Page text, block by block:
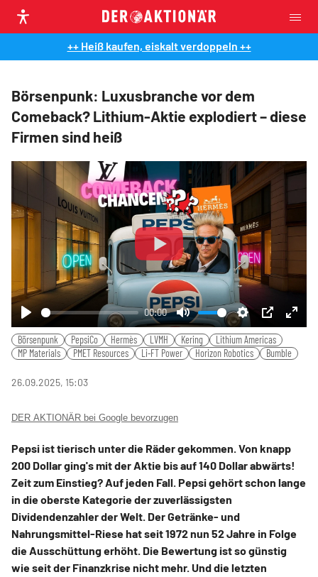
++ Heiß kaufen, eiskalt verdoppeln ++
Börsenpunk: Luxusbranche vor dem
Comeback? Lithium-Aktie explodiert – diese
Firmen sind heiß
Play
00:00
Mute Settings
PIP
Play
Börsenpunk PepsiCo Hermès LVMH Kering
Lithium Americas
MP Materials
PMET Resources Li-FT Power Horizon Robotics Bumble
26.09.2025, 15:03
DER AKTIONÄR bei Google bevorzugen
Pepsi ist tierisch unter die Räder gekommen. Von knapp
200 Dollar ging's mit der Aktie bis auf 140 Dollar abwärts!
Zeit zum Einstieg? Auf jeden Fall. Pepsi gehört schon lange
in die oberste Kategorie der zuverlässigsten
Dividendenzahler der Welt. Der Getränke- und
Nahrungsmittel-Riese hat seit 1972 nun 52 Jahre in Folge
die Ausschüttung erhöht. Die Bewertung ist so günstig
wie seit der Finanzkrise nicht mehr. Und die letzten